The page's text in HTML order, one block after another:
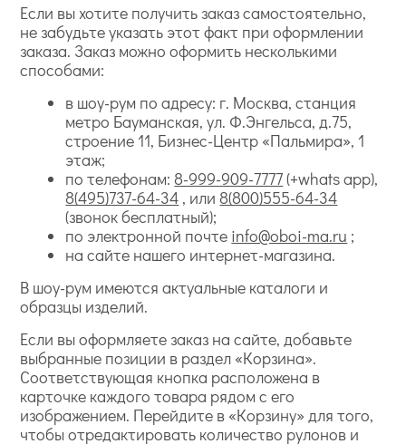
Если вы хотите получить заказ самостоятельно,
не забудьте указать этот факт при оформлении
заказа. Заказ можно оформить несколькими
способами:
в шоу-рум по адресу: г. Москва, станция
метро Бауманская, ул. Ф.Энгельса, д.75,
строение 11, Бизнес-Центр «Пальмира», 1
этаж;
по телефонам: 8-999-909-7777(+whats app),
8(495)737-64-34 , или 8(800)555-64-34
(звонок бесплатный);
по электронной почте info@oboi-ma.ru ;
на сайте нашего интернет-магазина.
В шоу-рум имеются актуальные каталоги и
образцы изделий.
Если вы оформляете заказ на сайте, добавьте
выбранные позиции в раздел «Корзина».
Соответствующая кнопка расположена в
карточке каждого товара рядом с его
изображением. Перейдите в «Корзину» для того,
чтобы отредактировать количество рулонов и